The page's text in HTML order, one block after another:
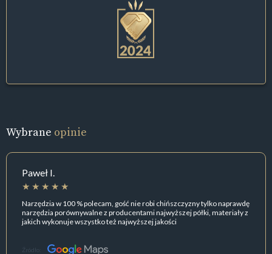
Wybrane opinie
Paweł I.
Narzędzia w 100 % polecam, gość nie robi chińszczyzny tylko naprawdę
narzędzia porównywalne z producentami najwyższej półki, materiały z
jakich wykonuje wszystko też najwyższej jakości
Źródło: